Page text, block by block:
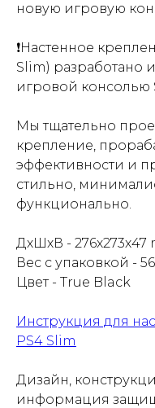
новую игровую
❗Настенное
Slim) разработано
игровой консолью
Мы тщательно
крепление,
эффективности и
стильно,
функционально.
ДхШхВ - 276х273х47
Вес с упаковкой -
Цвет - True Black
Инструкция для
PS4 Slim
Дизайн,
информация